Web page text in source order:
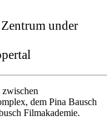
under
dem Pina Bausch
Filmakademie.